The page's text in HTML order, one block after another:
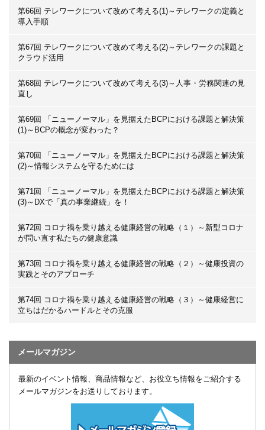
第66回 テレワークについて改めて考える(1)～テレワークの定義と
導入手順
第67回 テレワークについて改めて考える(2)～テレワークの課題と
クラウド活用
第68回 テレワークについて改めて考える(3)～人事・労務関連の見
直し
第69回 「ニューノーマル」を見据えたBCPにおける課題と解決策
(1)～BCPの概念が変わった？
第70回 「ニューノーマル」を見据えたBCPにおける課題と解決策
(2)～情報システムを守るためには
第71回 「ニューノーマル」を見据えたBCPにおける課題と解決策
(3)～DXで「真の事業継続」を！
第72回 コロナ禍を乗り越える健康経営の戦略（１）～新型コロナ
が問い直す私たちの健康意識
第73回 コロナ禍を乗り越える健康経営の戦略（２）～健康投資の
実践とそのアプローチ
第74回 コロナ禍を乗り越える健康経営の戦略（３）～健康経営に
立ちはだかるハードルとその克服
メールマガジン
最新のイベント情報、商品情報など、お役立ち情報をご紹介する
メールマガジンをお送りしております。